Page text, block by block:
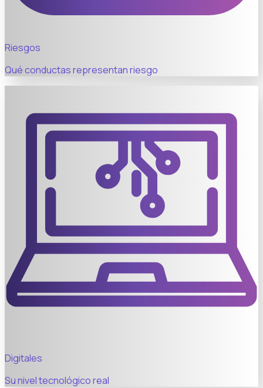
Riesgos
Qué conductas representan riesgo
Digitales
Su nivel tecnológico real